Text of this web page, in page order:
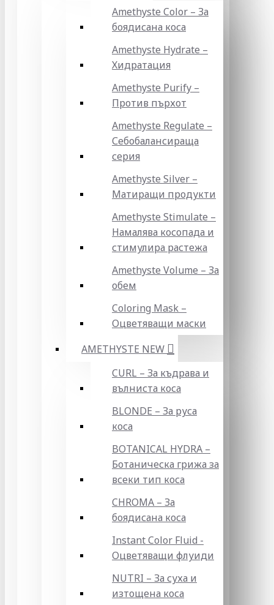
Amethyste Color – За
боядисана коса
Amethyste Hydrate –
Хидратация
Amethyste Purify –
Против пърхот
Amethyste Regulate –
Себобалансираща
серия
Amethyste Silver –
Матиращи продукти
Amethyste Stimulate –
Намалява косопада и
стимулира растежа
Amethyste Volume – За
обем
Coloring Mask –
Оцветяващи маски
AMETHYSTE NEW
CURL – За къдрава и
вълниста коса
BLONDE – За руса
коса
BOTANICAL HYDRA –
Ботаническа грижа за
всеки тип коса
CHROMA – За
боядисана коса
Instant Color Fluid -
Оцветяващи флуиди
NUTRI – За суха и
изтощена коса